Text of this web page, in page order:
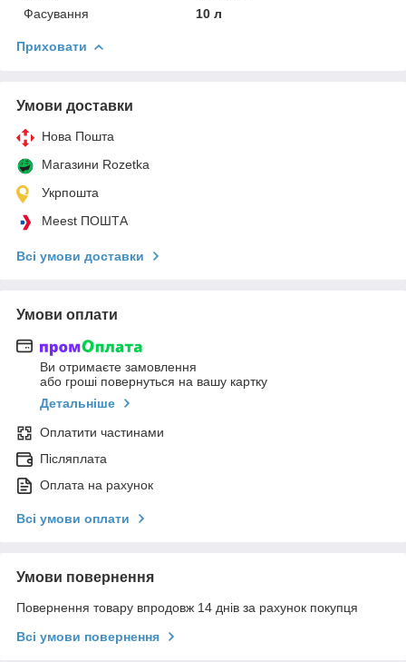
Фасування
10 л
Приховати
Умови доставки
Нова Пошта
Магазини Rozetka
Укрпошта
Meest ПОШТА
Всі умови доставки
Умови оплати
Ви отримаєте замовлення
або гроші повернуться на вашу картку
Детальніше
Оплатити частинами
Післяплата
Оплата на рахунок
Всі умови оплати
Умови повернення
Повернення товару впродовж 14 днів за рахунок покупця
Всі умови повернення